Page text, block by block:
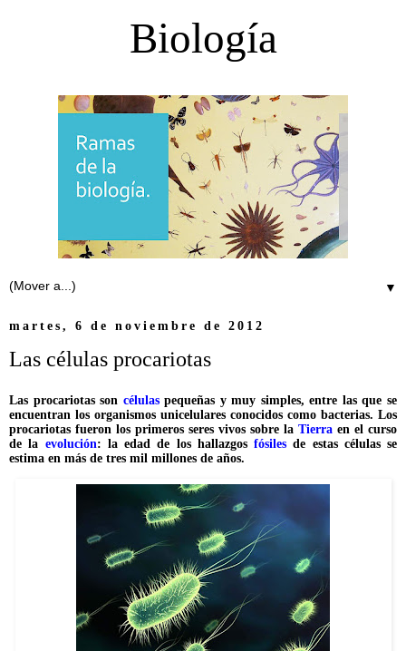
Biología
▼
martes, 6 de noviembre de 2012
Las células procariotas
Las procariotas son célulaspequeñas y muy simples, entre las que se
encuentran los organismos unicelulares conocidos como bacterias. Los
procariotas fueron los primeros seres vivos sobre la Tierra en el curso
de la evolución: la edad de los hallazgos fósiles de estas células se
estima en más de tres mil millones de años.